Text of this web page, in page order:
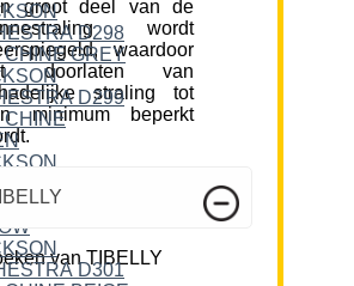
groot deel van de
wordt
waardoor
doorlaten van
straling tot
minimum beperkt
van TIBELLY